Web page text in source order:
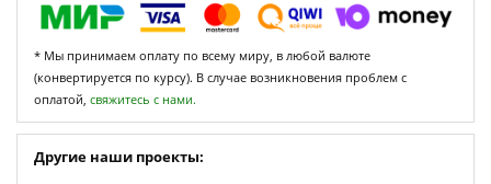
* Мы принимаем оплату по всему миру, в любой валюте
(конвертируется по курсу). В случае возникновения проблем с
оплатой, свяжитесь с нами.
Другие наши проекты: